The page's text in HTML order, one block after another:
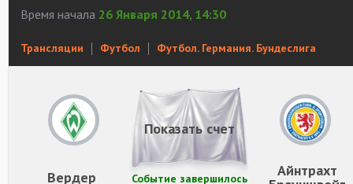
Время начала 26 Января 2014, 14:30
Трансляции Футбол Футбол. Германия. Бундеслига
Вердер Айнтрахт
Событие завершилось
Показать счет